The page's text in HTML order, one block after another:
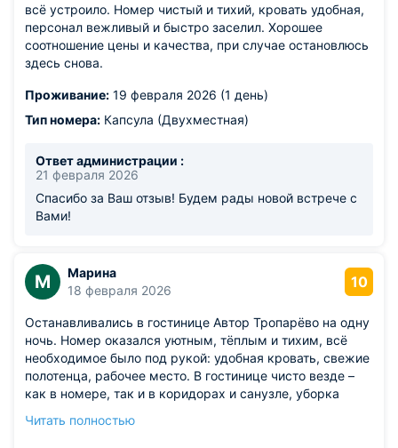
всё устроило. Номер чистый и тихий, кровать удобная,
персонал вежливый и быстро заселил. Хорошее
соотношение цены и качества, при случае остановлюсь
здесь снова.
Проживание: 19 февраля 2026 (1 день)
Тип номера: Капсула (Двухместная)
Ответ администрации :
21 февраля 2026
Спасибо за Ваш отзыв! Будем рады новой встрече с
Вами!
М
Марина
18 февраля 2026
10
Останавливались в гостинице Автор Тропарёво на одну
ночь. Номер оказался уютным, тёплым и тихим, всё
необходимое было под рукой: удобная кровать, свежие
полотенца, рабочее место. В гостинице чисто везде –
как в номере, так и в коридорах и санузле, уборка
быстро заселили, ответили на все вопросы, помогли с
Читать полностью